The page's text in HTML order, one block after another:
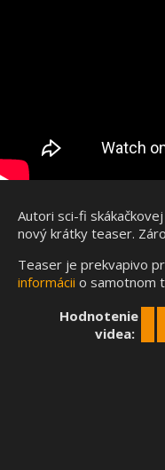
Autori sci-fi
nový krátky teaser.
Teaser je prekvapivo
informácii o samotnom
Hodnotenie
videa: